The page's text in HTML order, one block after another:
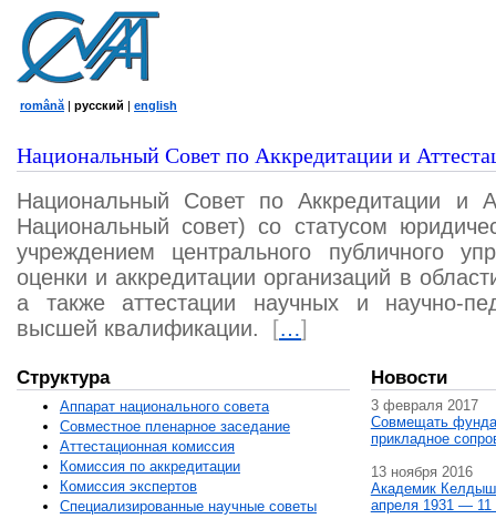
română | русский | english
Национальный Совет по Аккредитации и
Национальный Совет по Аккредитации и
Национальный совет) со статусом
учреждением центрального публичного
оценки и аккредитации организаций в
а также аттестации научных и научно-
высшей квалификации.
[…]
Структура
Аппарат национального совета
Совместное пленарное заседание
Аттестационная комисcия
Комиссия по аккредитации
Комиссия экспертов
Специализированные научные советы
Новости
3 февраля 2017
Совмещать
прикладное
13 ноября 2016
Академик
апреля 1931 — 11